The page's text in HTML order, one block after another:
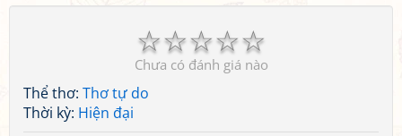
☆
☆
☆
☆
☆
Chưa có đánh giá nào
Thể thơ: Thơ tự do
Thời kỳ: Hiện đại